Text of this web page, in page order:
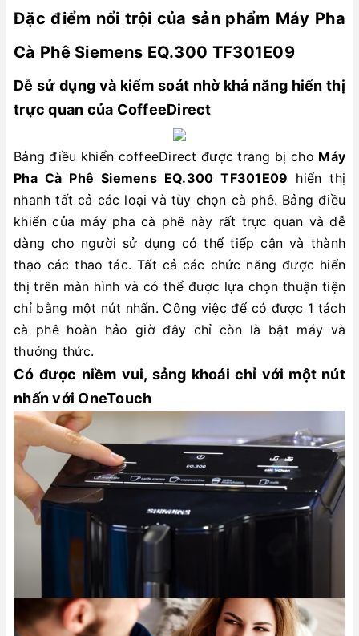
Đặc điểm nổi trội của sản phẩm Máy Pha
Cà Phê Siemens EQ.300 TF301E09
Dễ sử dụng và kiểm soát nhờ khả năng hiển thị
trực quan của CoffeeDirect
Bảng điều khiển coffeeDirect được trang bị cho Máy
Pha Cà Phê Siemens EQ.300 TF301E09 hiển thị
nhanh tất cả các loại và tùy chọn cà phê. Bảng điều
khiển của máy pha cà phê này rất trực quan và dễ
dàng cho người sử dụng có thể tiếp cận và thành
thạo các thao tác. Tất cả các chức năng được hiển
thị trên màn hình và có thể được lựa chọn thuận tiện
chỉ bằng một nút nhấn. Công việc để có được 1 tách
cà phê hoàn hảo giờ đây chỉ còn là bật máy và
thưởng thức.
Có được niềm vui, sảng khoái chỉ với một nút
nhấn với OneTouch